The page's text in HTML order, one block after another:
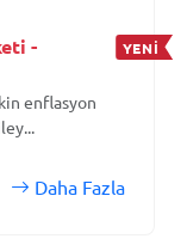
-
YENİ
enflasyon
Daha Fazla